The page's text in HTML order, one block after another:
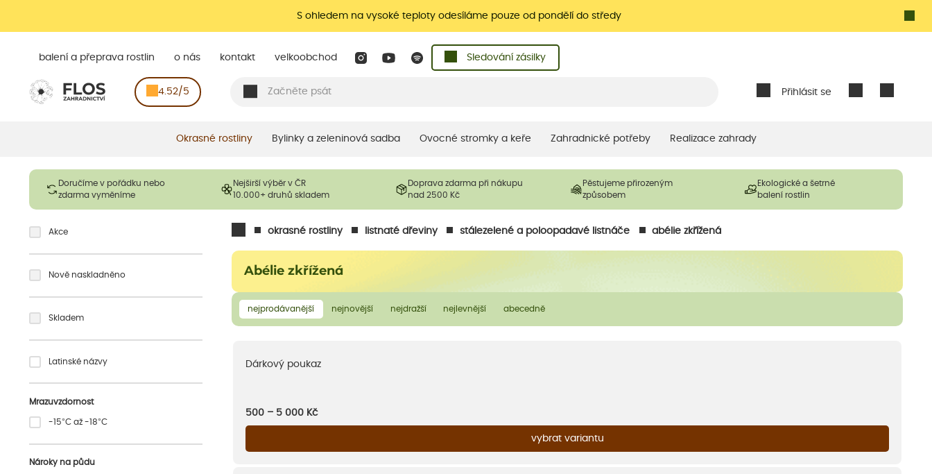
S ohledem na vysoké teploty odesíláme pouze od pondělí do středy
Přihlásit se
balení a přeprava rostlin o nás kontakt velkoobchod Sledování zásilky
4.52/5
Okrasné rostliny Bylinky a zeleninová sadba Ovocné stromky a keře Zahradnické potřeby Realizace zahrady
Doručíme v pořádku nebo
zdarma vyměníme
Nejširší výběr v ČR
10.000+ druhů skladem
Doprava zdarma při nákupu
nad 2500 Kč
Pěstujeme přirozeným
způsobem
Ekologické a šetrné
balení rostlin
okrasné rostliny listnaté dřeviny stálezelené a poloopadavé listnáče abélie zkřížená
Abélie zkřížená
nejprodávanější nejnovější nejdražší nejlevnější abecedně
Akce
Nově naskladněno
Skladem
Latinské názvy
Mrazuvzdornost
-15°C až -18°C
Nároky na půdu
Dárkový poukaz
500 – 5 000 Kč
vybrat variantu